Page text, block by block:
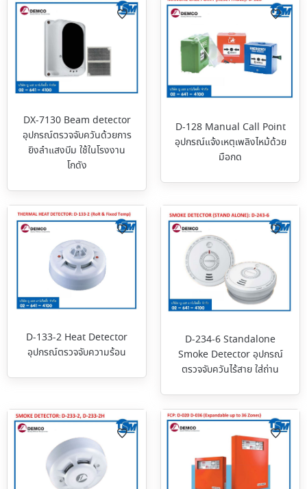
DX-7130 Beam detector
อุปกรณ์ตรวจจับควันด้วยการ
ยิงลำแสงบีม ใช้ในโรงงาน
โกดัง
D-128 Manual Call Point
อุปกรณ์แจ้งเหตุเพลิงไหม้ด้วย
มือกด
D-133-2 Heat Detector
อุปกรณ์ตรวจจับความร้อน
D-234-6 Standalone
Smoke Detector อุปกรณ์
ตรวจจับควันไร้สาย ใส่ถ่าน